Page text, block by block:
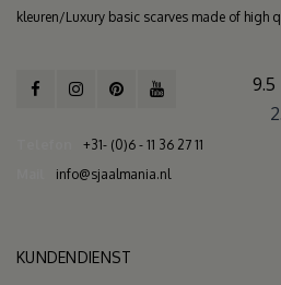
kleuren/Luxury basic scarves made of high
+31- (0)6 - 11 36 27 11
info@sjaalmania.nl
9.5
KUNDENDIENST